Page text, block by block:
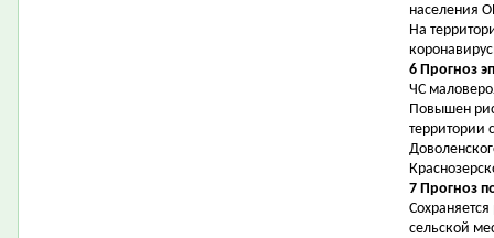
населения
На
6 Прогноз
ЧС
Повышен
территории
7 Прогноз
сельской